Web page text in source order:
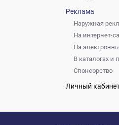
Реклама
Наружная
На интернет-
На
В каталогах и
Спонсорство
Личный